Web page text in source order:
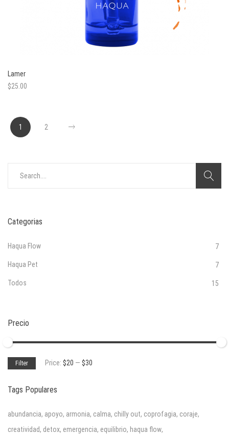
Lamer
$25.00
1 2
Categorias
Haqua Flow 7
Haqua Pet 7
Todos 15
Precio
Min
MaxFilter Price: $20 — $30
Tags Populares
abundancia, apoyo, armonia, calma, chilly out, coprofagia, coraje,
creatividad, detox, emergencia, equilibrio, haqua flow,